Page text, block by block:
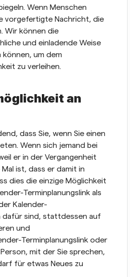
Wenn Menschen
vorgefertigte Nachricht, die
Wir können die
und einladende Weise
können, um dem
zu verleihen.
an
dass Sie, wenn Sie einen
Wenn sich jemand bei
er in der Vergangenheit
ist, dass er damit in
dies die einzige Möglichkeit
Terminplanungslink als
Kalender-
dafür sind, stattdessen auf
und
Terminplanungslink oder
mit der Sie sprechen,
für etwas Neues zu